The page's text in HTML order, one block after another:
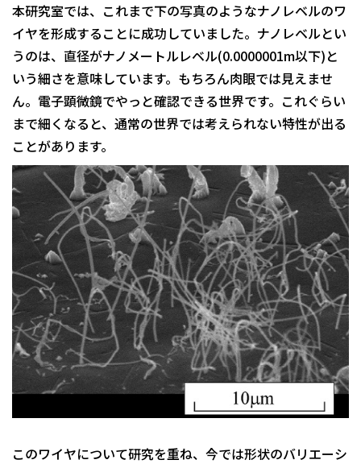
本研究室では、これまで下の写真のようなナノレベルのワ
イヤを形成することに成功していました。ナノレベルとい
うのは、直径がナノメートルレベル(0.0000001m以下)と
いう細さを意味しています。もちろん肉眼では見えませ
ん。電子顕微鏡でやっと確認できる世界です。これぐらい
まで細くなると、通常の世界では考えられない特性が出る
ことがあります。
このワイヤについて研究を重ね、今では形状のバリエーシ